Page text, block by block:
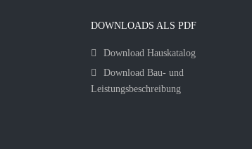
DOWNLOADS ALS PDF
Download Hauskatalog
Download Bau- und
Leistungsbeschreibung